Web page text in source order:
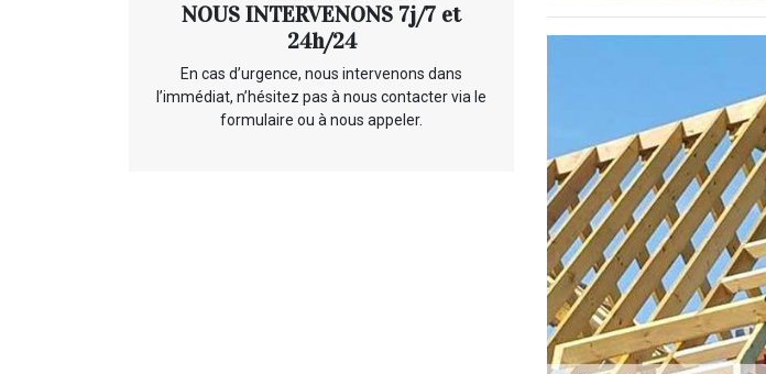
NOUS INTERVENONS 7j/7 et
24h/24
En cas d’urgence, nous intervenons dans
l’immédiat, n’hésitez pas à nous contacter via le
formulaire ou à nous appeler.